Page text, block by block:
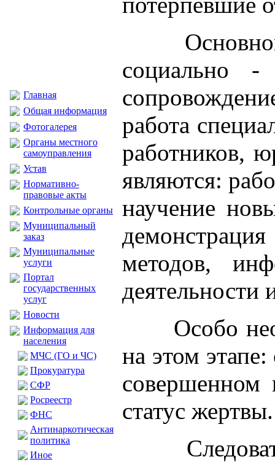
Главная
Общая информация
Фотогалерея
Органы местного
самоуправления
Устав
Нормативно-
правовые акты
Контрольные органы
Муниципальный
заказ
Муниципальные
услуги
Портал
государственных
услуг
Новости
Информация для
населения
МЧС (ГО и ЧС)
Прокуратура
CФР
Росреестр
ФНС
Антинаркотическая
политика
Иное
социально -
работа
работников,
являются:
научение
методов,
Особо
на этом
совершенном
статус жертвы.